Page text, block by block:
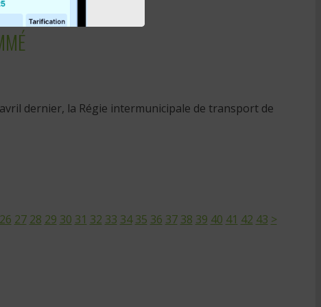
dernier, la Régie intermunicipale de transport de
26 27 28 29 30 31 32 33 34 35 36 37 38 39 40 41 42 43 >